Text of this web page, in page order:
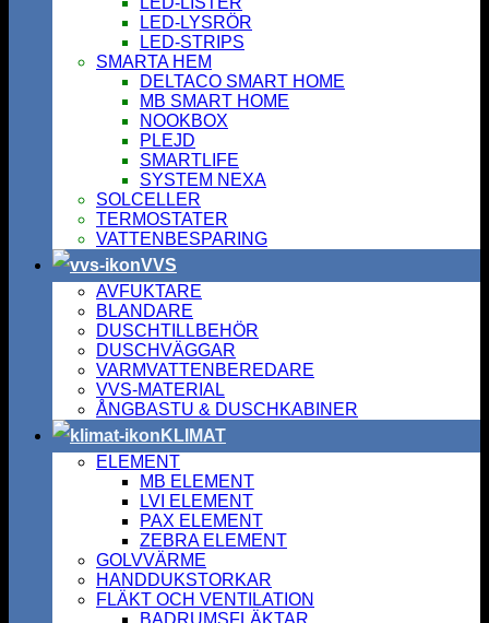
LED-LYSRÖR
LED-STRIPS
SMARTA HEM
DELTACO SMART HOME
MB SMART HOME
NOOKBOX
PLEJD
SMARTLIFE
SYSTEM NEXA
SOLCELLER
TERMOSTATER
VATTENBESPARING
VVS
AVFUKTARE
BLANDARE
DUSCHTILLBEHÖR
DUSCHVÄGGAR
VARMVATTENBEREDARE
VVS-MATERIAL
ÅNGBASTU & DUSCHKABINER
KLIMAT
ELEMENT
MB ELEMENT
LVI ELEMENT
PAX ELEMENT
ZEBRA ELEMENT
GOLVVÄRME
HANDDUKSTORKAR
FLÄKT OCH VENTILATION
BADRUMSFLÄKTAR